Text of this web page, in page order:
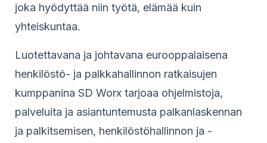
joka hyödyttää niin työtä, elämää kuin
yhteiskuntaa.
Luotettavana ja johtavana eurooppalaisena
henkilöstö- ja palkkahallinnon ratkaisujen
kumppanina SD Worx tarjoaa ohjelmistoja,
palveluita ja asiantuntemusta palkanlaskennan
ja palkitsemisen, henkilöstöhallinnon ja -